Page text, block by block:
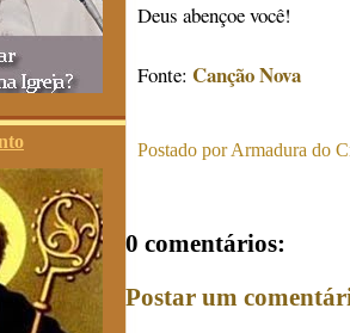
Deus abençoe você!
Fonte: Canção Nova
Postado porArmadura do
0 comentários:
Postar um